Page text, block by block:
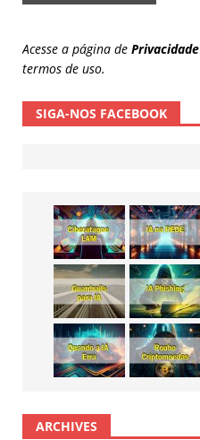
Acesse a página de Privacidade
termos de uso.
SIGA-NOS FACEBOOK
ARCHIVES